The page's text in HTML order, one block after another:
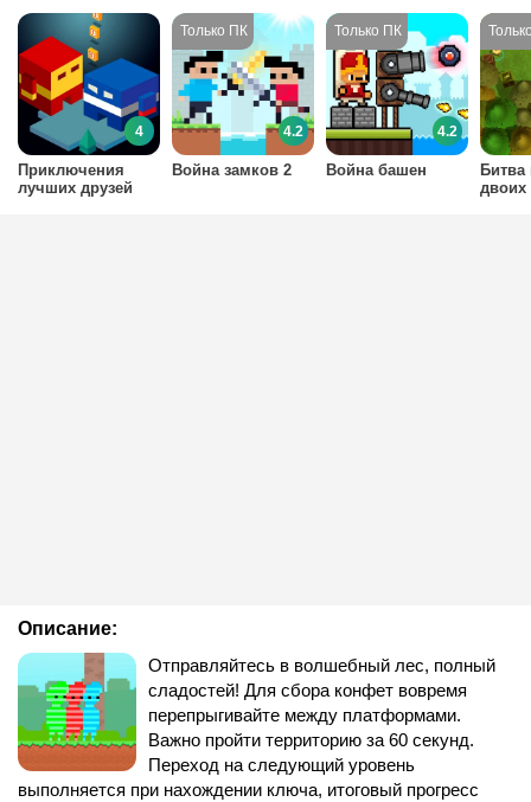
Описание:
Отправляйтесь в волшебный лес, полный
сладостей! Для сбора конфет вовремя
перепрыгивайте между платформами.
Важно пройти территорию за 60 секунд.
Переход на следующий уровень
выполняется при нахождении ключа, итоговый прогресс
Война замков 2
4.2
Приключения
лучших друзей
4
Война башен
4.2
Битва
двоих